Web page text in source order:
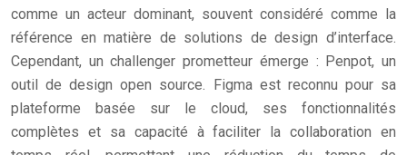
comme un acteur dominant, souvent considéré comme la
référence en matière de solutions de design d’interface.
Cependant, un challenger prometteur émerge : Penpot, un
outil de design open source. Figma est reconnu pour sa
plateforme basée sur le cloud, ses fonctionnalités
complètes et sa capacité à faciliter la collaboration en